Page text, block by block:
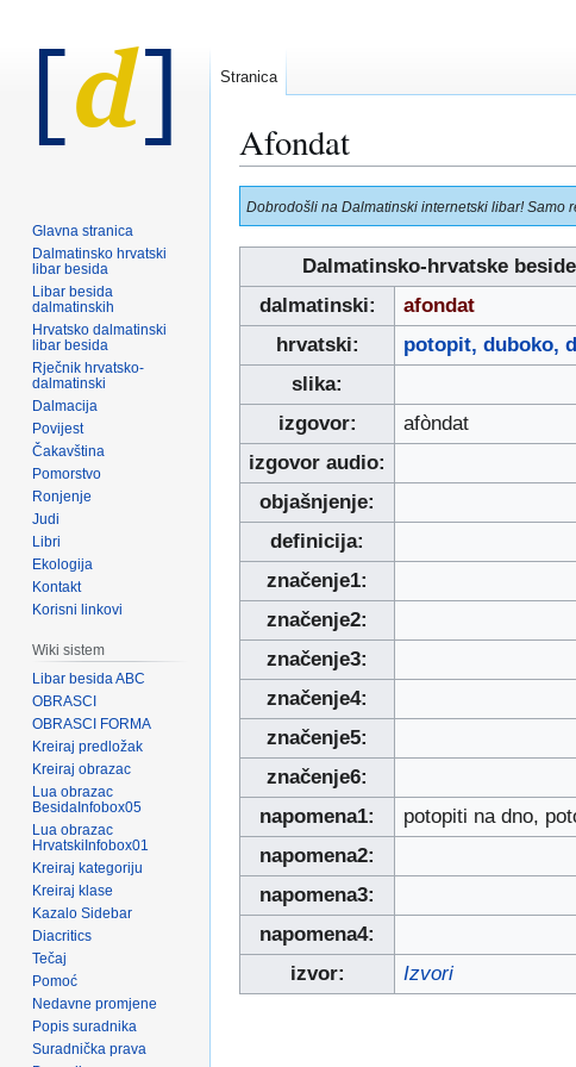
Afondat
Prijeđi
na
navigaciju
Prijeđi
na
pretraživanje
Dobrodošli na Dalmatinski internetski libar! Samo
Dalmatinsko-hrvatske beside
dalmatinski:
afondat
hrvatski:
potopit, duboko,
slika:
izgovor:
afòndat
izgovor audio:
objašnjenje:
definicija:
značenje1:
značenje2:
značenje3:
značenje4:
značenje5:
značenje6:
napomena1:
potopiti na dno,
napomena2:
napomena3:
napomena4:
izvor:
Izvori
Stranica
Glavna stranica
Dalmatinsko hrvatski
libar besida
Libar besida
dalmatinskih
Hrvatsko dalmatinski
libar besida
Rječnik hrvatsko-
dalmatinski
Dalmacija
Povijest
Čakavština
Pomorstvo
Ronjenje
Judi
Libri
Ekologija
Kontakt
Korisni linkovi
Wiki sistem
Libar besida ABC
OBRASCI
OBRASCI FORMA
Kreiraj predložak
Kreiraj obrazac
Lua obrazac
BesidaInfobox05
Lua obrazac
HrvatskiInfobox01
Kreiraj kategoriju
Kreiraj klase
Kazalo Sidebar
Diacritics
Tečaj
Pomoć
Nedavne promjene
Popis suradnika
Suradnička prava